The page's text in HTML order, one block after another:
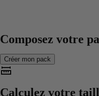
Composez votre
Créer mon pack
Calculez votre